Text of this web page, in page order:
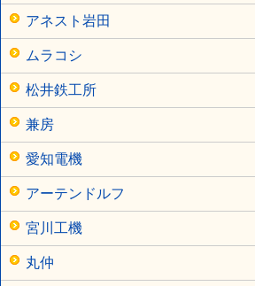
アネスト岩田
ムラコシ
松井鉄工所
兼房
愛知電機
アーテンドルフ
宮川工機
丸仲